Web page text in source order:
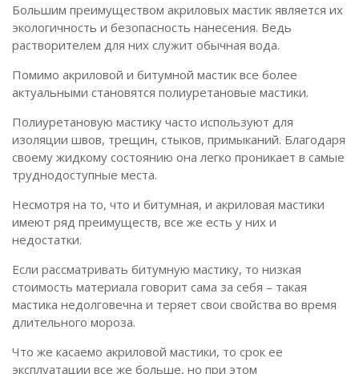
Большим преимуществом акриловых мастик является их
экологичность и безопасность нанесения. Ведь
растворителем для них служит обычная вода.
Помимо акриловой и битумной мастик все более
актуальными становятся полиуретановые мастики.
Полиуретановую мастику часто используют для
изоляции швов, трещин, стыков, примыканий. Благодаря
своему жидкому состоянию она легко проникает в самые
труднодоступные места.
Несмотря на то, что и битумная, и акриловая мастики
имеют ряд преимуществ, все же есть у них и
недостатки.
Если рассматривать битумную мастику, то низкая
стоимость материала говорит сама за себя – такая
мастика недолговечна и теряет свои свойства во время
длительного мороза.
Что же касаемо акриловой мастики, то срок ее
эксплуатации все же больше, но при этом